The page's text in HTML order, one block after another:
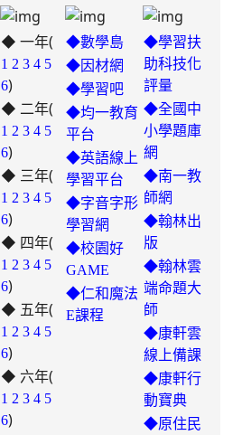
◆ 一年(
1 2 3 4 5
6)
◆ 二年(
1 2 3 4 5
6)
◆ 三年(
1 2 link
https://padlet.com/hui22026/302-
hwbav1x2c8b5ge0y
3 4 5
6)
◆ 四年(
1 2 3 4 5
6)
◆ 五年(
1 2 3 4 link
https://padlet.com/chungling29/
7ddh1o7gcaf2lqtb
5
6)
◆ 六年(
1 2 3 4 5
6)
◆數學島
◆因材網
◆學習吧
◆均一教育
平台
◆英語線上
學習平台
◆字音字形
學習網
◆校園好
GAME
◆仁和魔法
E課程
◆學習扶
助科技化
評量
◆全國中
小學題庫
網
◆南一教
師網
◆翰林出
版
◆翰林雲
端命題大
師
◆康軒雲
線上備課
◆康軒行
動寶典
◆原住民